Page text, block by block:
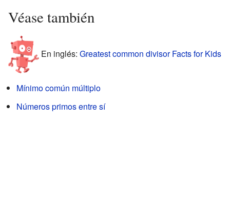
Véase también
En inglés: Greatest common divisor Facts for Kids
Mínimo común múltiplo
Números primos entre sí